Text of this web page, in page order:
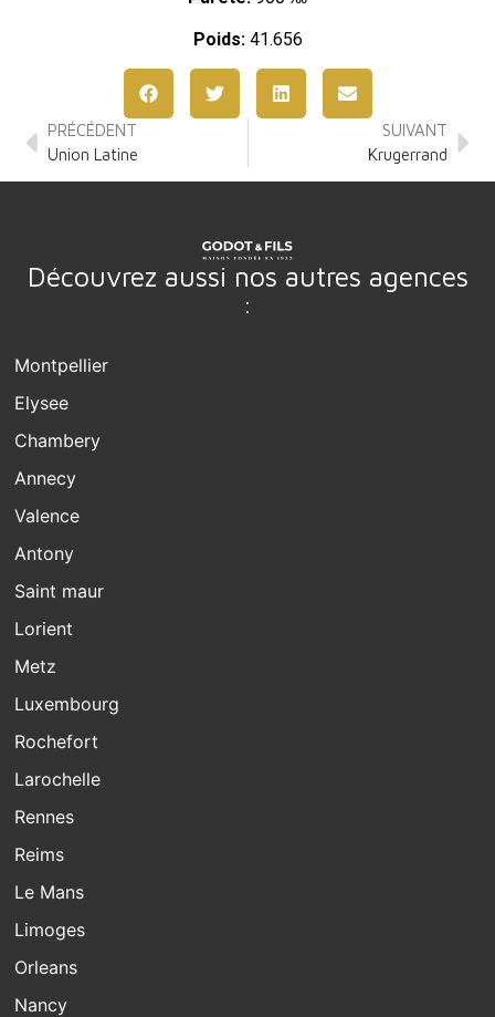
Poids:41.656
PRÉCÉDENT
Union Latine
SUIVANT
Krugerrand
Découvrez aussi nos autres agences
:
Montpellier
Elysee
Chambery
Annecy
Valence
Antony
Saint maur
Lorient
Metz
Luxembourg
Rochefort
Larochelle
Rennes
Reims
Le Mans
Limoges
Orleans
Nancy